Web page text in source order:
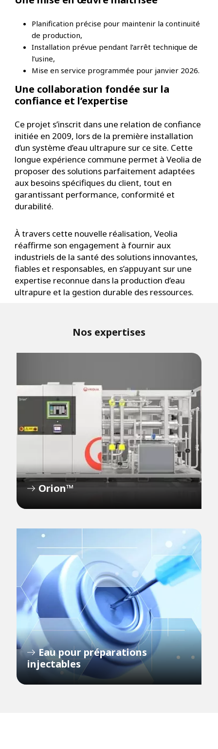
Planification précise pour maintenir la continuité
de production,
Installation prévue pendant l’arrêt technique de
l’usine,
Mise en service programmée pour janvier 2026.
Une collaboration fondée sur la
confiance et l’expertise
Ce projet s’inscrit dans une relation de confiance
initiée en 2009, lors de la première installation
d’un système d’eau ultrapure sur ce site. Cette
longue expérience commune permet à Veolia de
proposer des solutions parfaitement adaptées
aux besoins spécifiques du client, tout en
garantissant performance, conformité et
durabilité.
À travers cette nouvelle réalisation, Veolia
réaffirme son engagement à fournir aux
industriels de la santé des solutions innovantes,
fiables et responsables, en s’appuyant sur une
expertise reconnue dans la production d’eau
ultrapure et la gestion durable des ressources.
Nos expertises
Orion™
Eau pour préparations
injectables